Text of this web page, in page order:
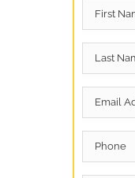
Name *
Name *